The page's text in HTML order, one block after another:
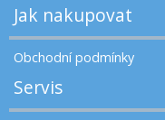
Jak nakupovat
Obchodní podmínky
Servis